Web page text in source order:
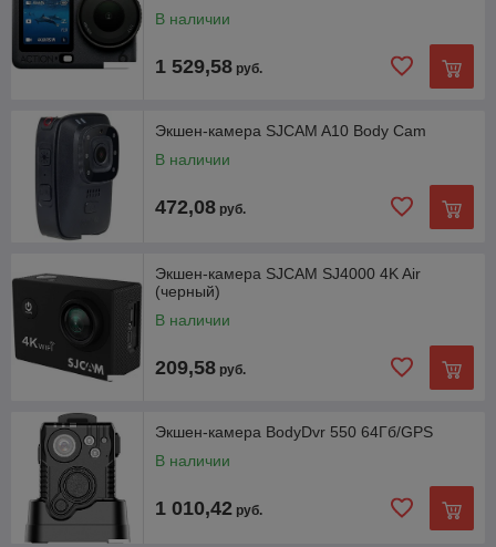
В наличии
1 529,58 руб.
Экшен-камера SJCAM A10 Body Cam
В наличии
472,08 руб.
Экшен-камера SJCAM SJ4000 4K Air
(черный)
В наличии
209,58 руб.
Экшен-камера BodyDvr 550 64Гб/GPS
В наличии
1 010,42 руб.